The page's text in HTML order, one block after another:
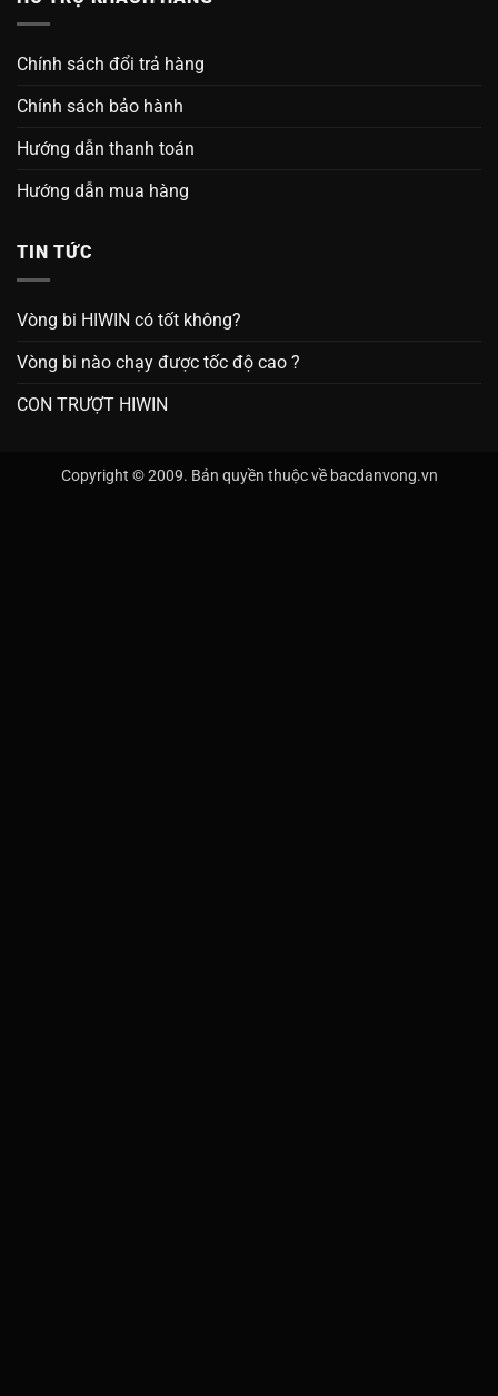
Chính sách đổi trả hàng
Chính sách bảo hành
Hướng dẫn thanh toán
Hướng dẫn mua hàng
TIN TỨC
Vòng bi HIWIN có tốt không?
Vòng bi nào chạy được tốc độ cao ?
CON TRƯỢT HIWIN
Copyright © 2009. Bản quyền thuộc về bacdanvong.vn